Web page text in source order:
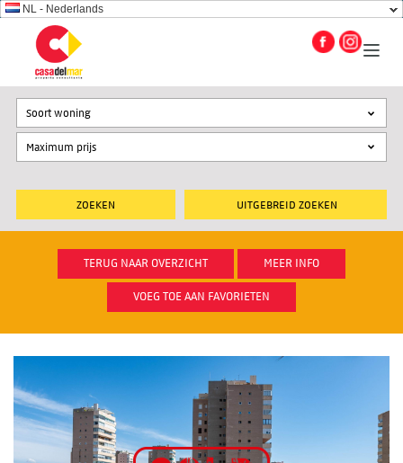
NL - Nederlands
UITGEBREID ZOEKEN
Soort woning
TERUG NAAR OVERZICHT MEER INFO
VOEG TOE AAN FAVORIETEN